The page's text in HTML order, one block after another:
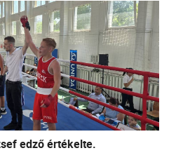
edző értékelte.